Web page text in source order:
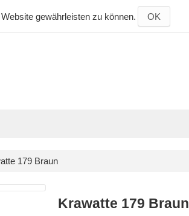
gewährleisten zu können. OK
179 Braun
Krawatte 179 Braun